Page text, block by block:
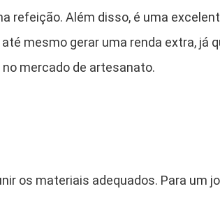
refeição. Além disso, é uma
mesmo gerar uma renda extra, já
mercado de artesanato.
os materiais adequados. Para um